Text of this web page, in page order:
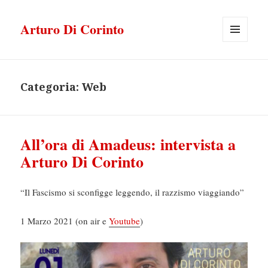
Arturo Di Corinto
Categoria:Web
All’ora di Amadeus: intervista a
Arturo Di Corinto
“Il Fascismo si sconfigge leggendo, il razzismo viaggiando”
1 Marzo 2021 (on air eYoutube)